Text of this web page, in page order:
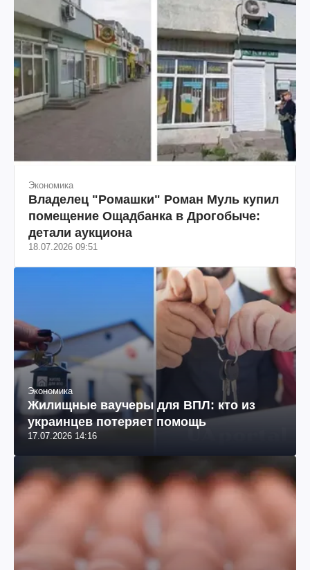
Экономика
Владелец "Ромашки" Роман Муль купил
помещение Ощадбанка в Дрогобыче:
детали аукциона
18.07.2026 09:51
Экономика
Жилищные ваучеры для ВПЛ: кто из
украинцев потеряет помощь
17.07.2026 14:16